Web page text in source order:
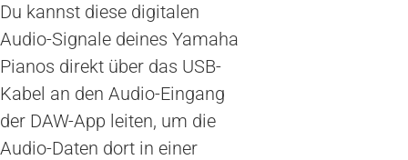
Du kannst diese digitalen
Audio-Signale deines Yamaha
Pianos direkt über das USB-
Kabel an den Audio-Eingang
der DAW-App leiten, um die
Audio-Daten dort in einer